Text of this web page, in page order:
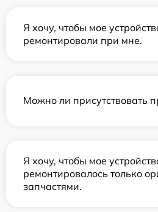
Я хочу, чтобы мое
ремонтировали при мне.
Можно ли присутствовать
Я хочу, чтобы мое
ремонтировалось только
запчастями.